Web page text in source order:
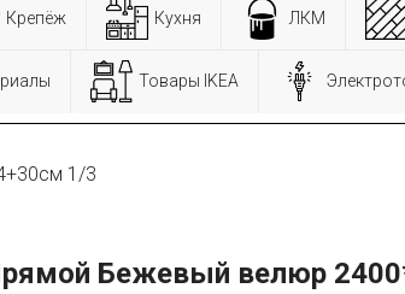
Крепёж Кухня ЛКМ
Товары IKEA
1/3
Бежевый велюр